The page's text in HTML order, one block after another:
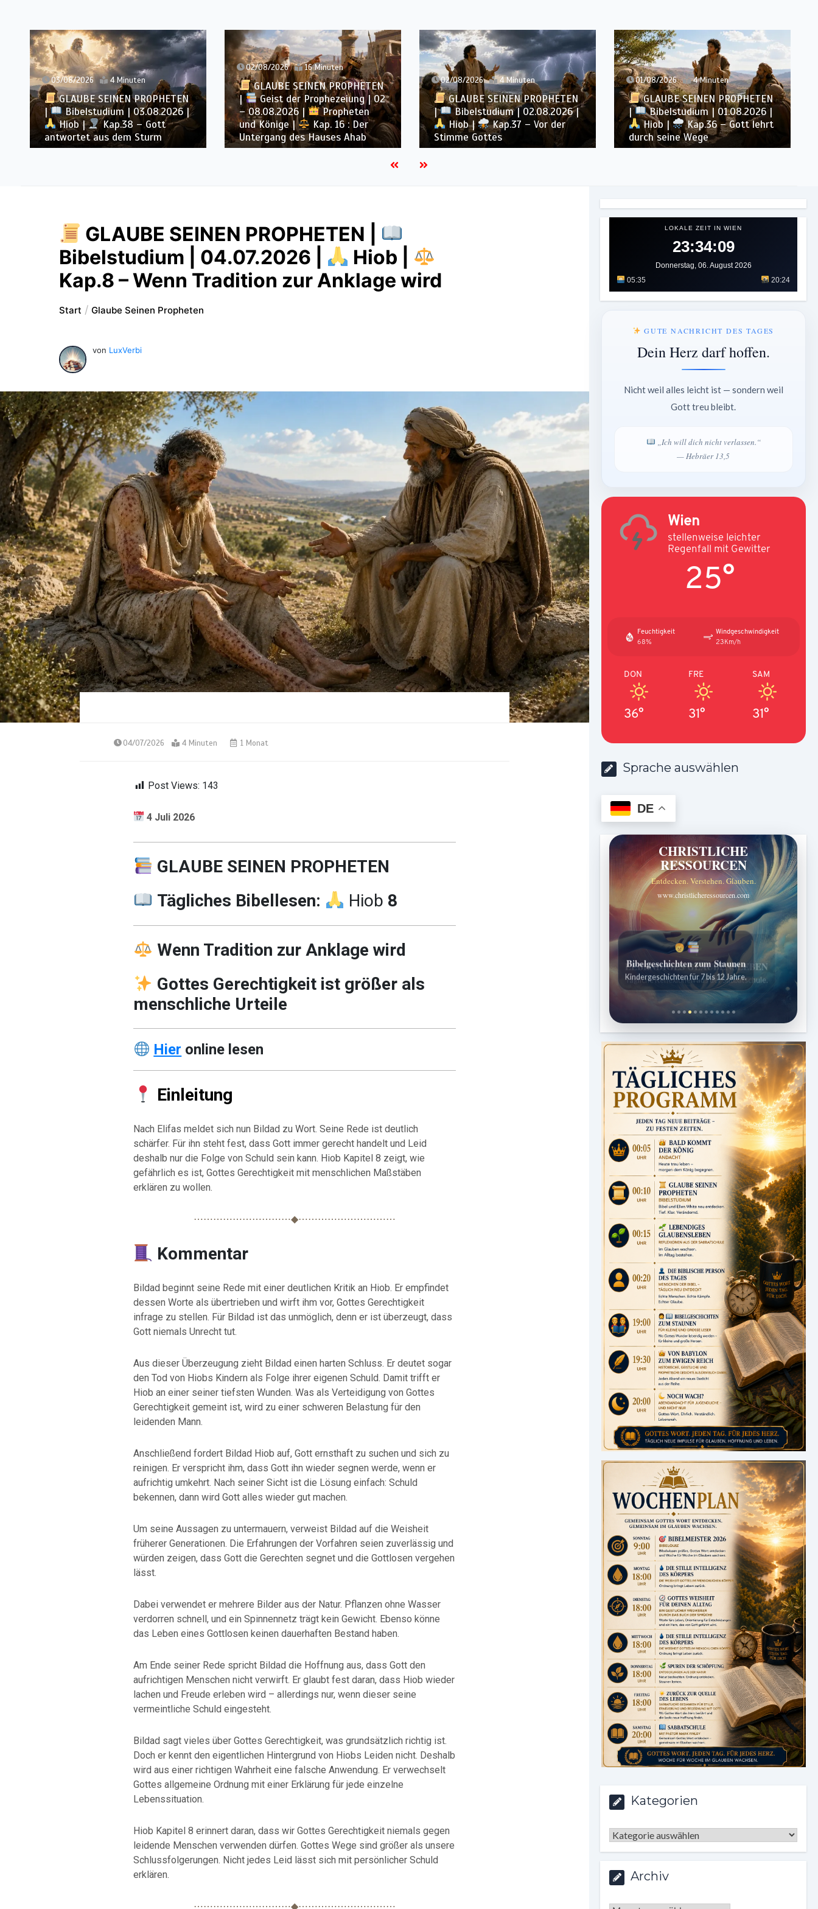
02/08/2026 16 Minuten
GLAUBE SEINEN PROPHETEN
|
Geist der Prophezeiung | 02
– 08.08.2026 |
Propheten
und Könige |
Kap. 16 : Der
Untergang des Hauses Ahab
02/08/2026 4 Minuten
GLAUBE SEINEN PROPHETEN
|
Bibelstudium | 02.08.2026 |
Hiob |
Kap.37 – Vor der
Stimme Gottes
01/08/2026 4 Minuten
GLAUBE SEINEN PROPHETEN
|
Bibelstudium | 01.08.2026 |
Hiob |
Kap.36 – Gott lehrt
durch seine Wege
31/07/2026 4 Minuten
GLAUBE SEINEN PROPHETEN
|
Bibelstudium | 31.07.2026 |
Hiob |
Kap.35 – Gott steht
über unserem Verstehen
GLAUBE SEINEN PROPHETEN |
Bibelstudium | 04.07.2026 |
Hiob |
Kap.8 – Wenn Tradition zur Anklage wird
Start Glaube Seinen Propheten
von LuxVerbi
04/07/2026 4 Minuten 1 Monat
Post Views: 143
4 Juli 2026
GLAUBE SEINEN PROPHETEN
Tägliches Bibellesen:
Hiob 8
Wenn Tradition zur Anklage wird
Gottes Gerechtigkeit ist größer als
menschliche Urteile
Hier online lesen
Einleitung
Nach Elifas meldet sich nun Bildad zu Wort. Seine Rede ist deutlich
schärfer. Für ihn steht fest, dass Gott immer gerecht handelt und Leid
deshalb nur die Folge von Schuld sein kann. Hiob Kapitel 8 zeigt, wie
gefährlich es ist, Gottes Gerechtigkeit mit menschlichen Maßstäben
erklären zu wollen.
⋯⋯⋯⋯⋯⋯⋯⋯⋯⋯◆⋯⋯⋯⋯⋯⋯⋯⋯⋯⋯
Kommentar
Bildad beginnt seine Rede mit einer deutlichen Kritik an Hiob. Er empfindet
dessen Worte als übertrieben und wirft ihm vor, Gottes Gerechtigkeit
infrage zu stellen. Für Bildad ist das unmöglich, denn er ist überzeugt, dass
Gott niemals Unrecht tut.
Aus dieser Überzeugung zieht Bildad einen harten Schluss. Er deutet sogar
den Tod von Hiobs Kindern als Folge ihrer eigenen Schuld. Damit trifft er
Hiob an einer seiner tiefsten Wunden. Was als Verteidigung von Gottes
Gerechtigkeit gemeint ist, wird zu einer schweren Belastung für den
leidenden Mann.
Anschließend fordert Bildad Hiob auf, Gott ernsthaft zu suchen und sich zu
reinigen. Er verspricht ihm, dass Gott ihn wieder segnen werde, wenn er
aufrichtig umkehrt. Nach seiner Sicht ist die Lösung einfach: Schuld
bekennen, dann wird Gott alles wieder gut machen.
Um seine Aussagen zu untermauern, verweist Bildad auf die Weisheit
früherer Generationen. Die Erfahrungen der Vorfahren seien zuverlässig und
würden zeigen, dass Gott die Gerechten segnet und die Gottlosen vergehen
lässt.
Dabei verwendet er mehrere Bilder aus der Natur. Pflanzen ohne Wasser
verdorren schnell, und ein Spinnennetz trägt kein Gewicht. Ebenso könne
das Leben eines Gottlosen keinen dauerhaften Bestand haben.
Am Ende seiner Rede spricht Bildad die Hoffnung aus, dass Gott den
aufrichtigen Menschen nicht verwirft. Er glaubt fest daran, dass Hiob wieder
lachen und Freude erleben wird – allerdings nur, wenn dieser seine
vermeintliche Schuld eingesteht.
Bildad sagt vieles über Gottes Gerechtigkeit, was grundsätzlich richtig ist.
Doch er kennt den eigentlichen Hintergrund von Hiobs Leiden nicht. Deshalb
wird aus einer richtigen Wahrheit eine falsche Anwendung. Er verwechselt
Gottes allgemeine Ordnung mit einer Erklärung für jede einzelne
Lebenssituation.
Hiob Kapitel 8 erinnert daran, dass wir Gottes Gerechtigkeit niemals gegen
leidende Menschen verwenden dürfen. Gottes Wege sind größer als unsere
Schlussfolgerungen. Nicht jedes Leid lässt sich mit persönlicher Schuld
erklären.
⋯⋯⋯⋯⋯⋯⋯⋯⋯⋯◆⋯⋯⋯⋯⋯⋯⋯⋯⋯⋯
LOKALE ZEIT IN WIEN
23:34:11
Donnerstag, 06. August 2026
05:35
20:24
GUTE NACHRICHT DES TAGES
Dein Herz darf hoffen.
Nicht weil alles leicht ist — sondern weil
Gott treu bleibt.
„Ich will dich nicht verlassen.“
— Hebräer 13,5
Wien
stellenweise leichter
Regenfall mit Gewitter
25°
Feuchtigkeit
68%
Windgeschwindigkeit
23Km/h
DON
36°
FRE
31°
SAM
31°
Sprache auswählen
DE
CHRISTLICHE
RESSOURCEN
Entdecken. Verstehen. Glauben.
www.christlicheressourcen.com
Bibelgeschichten zum Staunen
Kindergeschichten für 7 bis 12 Jahre.
Kategorien
Kategorien
Archiv